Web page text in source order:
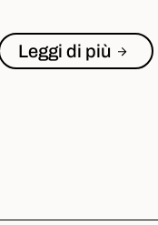
Leggi di più